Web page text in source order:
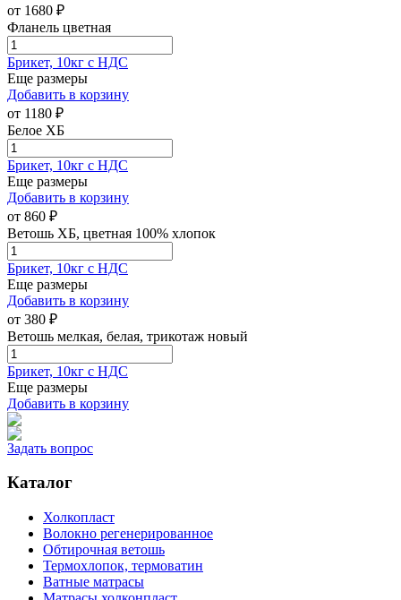
от 1680 ₽
Фланель цветная
Брикет, 10кг с НДС
Еще размеры
Добавить в корзину
от 1180 ₽
Белое ХБ
Брикет, 10кг с НДС
Еще размеры
Добавить в корзину
от 860 ₽
Ветошь ХБ, цветная 100% хлопок
Брикет, 10кг с НДС
Еще размеры
Добавить в корзину
от 380 ₽
Ветошь мелкая, белая, трикотаж новый
Брикет, 10кг с НДС
Еще размеры
Добавить в корзину
Задать вопрос
Каталог
Холкопласт
Волокно регенерированное
Обтирочная ветошь
Термохлопок, термоватин
Ватные матрасы